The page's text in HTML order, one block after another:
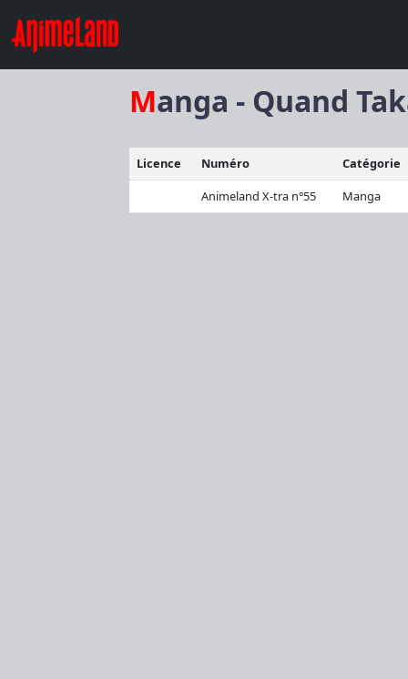
Manga - Quand
Licence Numéro
Catégorie
Animeland X-tra n°55
Manga